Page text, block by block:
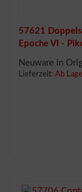
57621
Epoche VI -
Neuware in
Lieferzeit: Ab